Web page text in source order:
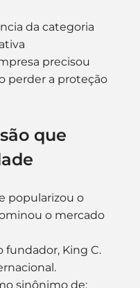
da categoria
precisou
perder a proteção
que
popularizou o
o mercado
fundador, King C.
sinônimo de: